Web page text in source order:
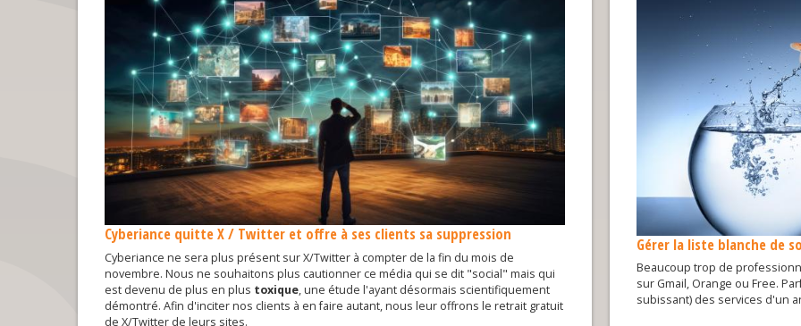
Cyberiance quitte X / Twitter et offre à ses clients sa suppression
Cyberiance ne sera plus présent sur X/Twitter à compter de la fin du mois de
novembre. Nous ne souhaitons plus cautionner ce média qui se dit "social" mais qui
est devenu de plus en plus toxique, une étude l'ayant désormais scientifiquement
démontré. Afin d'inciter nos clients à en faire autant, nous leur offrons le retrait gratuit
de X/Twitter de leurs sites.
Gérer la liste blanche de
Beaucoup trop de
sur Gmail, Orange ou Free.
subissant) des services d'un